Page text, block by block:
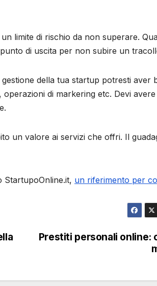
limite di rischio da non superare.
di uscita per non subire un
della tua startup potresti aver
di markering etc. Devi
un valore ai servizi che offri. Il
StartupoOnline.it, un riferimento per
Prestiti personali online: